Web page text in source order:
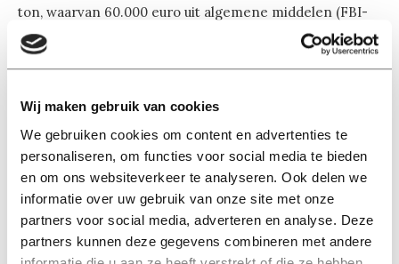
Wij maken gebruik van cookies
We gebruiken cookies om content en advertenties te
personaliseren, om functies voor social media te bieden
en om ons websiteverkeer te analyseren. Ook delen we
informatie over uw gebruik van onze site met onze
partners voor social media, adverteren en analyse. Deze
partners kunnen deze gegevens combineren met andere
ton, waarvan 60.000 euro uit algemene middelen (FBI-
gelden) is betaald. Volgens Gremmen gaat dit geld
vooral in loonkosten zitten. Uiteindelijk moet het
willen het project ieder jaar uitbreiden met zes scholen.
In 2018/2019 moeten ongeveer 270 leerlingen de
eindstreep van het Econasiumprogramma hebben
gehaald. Er hoeven er maar tien voor Tilburg te kiezen,
die anders voor een andere universiteit hadden
gekozen en we hebben de investering terugverdiend.
Bovendien zijn de dingen die ze over statistiek leren